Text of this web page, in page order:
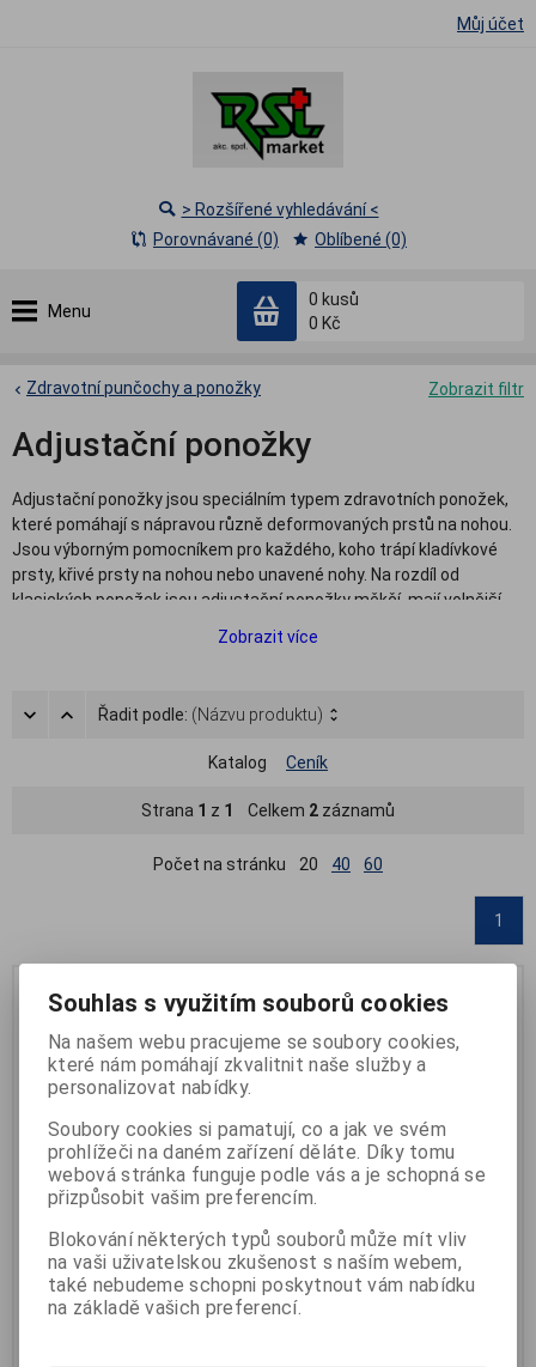
Můj účet
Menu
0 kusů
0 Kč
> Rozšířené vyhledávání <
Porovnávané (0)
Oblíbené (0)
Zobrazit filtr
Zdravotní punčochy a ponožky
Adjustační ponožky
Adjustační ponožky jsou speciálním typem zdravotních ponožek,
které pomáhají s nápravou různě deformovaných prstů na nohou.
Jsou výborným pomocníkem pro každého, koho trápí kladívkové
prsty, křivé prsty na nohou nebo unavené nohy. Na rozdíl od
klasických ponožek jsou adjustační ponožky měkčí, mají volnější
lem a chybí jim uzavřená špička. Místo ní jsou do ponožek vyšity
nošení v obuvi, ale používají se při spánku, odpočinku či sezení a
pomáhají mimo jiné také uvolnit stres a napětí z nohou. Příznivé
účinky těchto ponožek potvrzují i kladné recenze na adjustační
ponožky od spokojených uživatelů.
Zobrazit více
Řadit podle: (Názvu produktu)
Katalog Ceník
Strana 1 z 1 Celkem 2 záznamů
Počet na stránku 20 40 60
1
Ponožky adjustační pro děti
Výrobce:Happy feet company
Katalogové číslo:B-HF-02D
Termín dodání (dny):skladem
Ponožky adjustační pro
dospělé
Výrobce:Happy feet company
Katalogové číslo:
Souhlas s využitím souborů cookies
Na našem webu pracujeme se soubory cookies,
které nám pomáhají zkvalitnit naše služby a
personalizovat nabídky.
Soubory cookies si pamatují, co a jak ve svém
prohlížeči na daném zařízení děláte. Díky tomu
webová stránka funguje podle vás a je schopná se
přizpůsobit vašim preferencím.
Blokování některých typů souborů může mít vliv
na vaši uživatelskou zkušenost s naším webem,
také nebudeme schopni poskytnout vám nabídku
na základě vašich preferencí.